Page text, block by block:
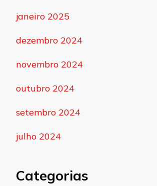
janeiro 2025
dezembro 2024
novembro 2024
outubro 2024
setembro 2024
julho 2024
Categorias